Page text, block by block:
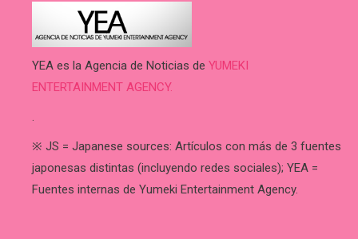
YEA es la Agencia de Noticias de YUMEKI
ENTERTAINMENT AGENCY.
.
※ JS = Japanese sources: Artículos con más de 3 fuentes
japonesas distintas (incluyendo redes sociales); YEA =
Fuentes internas de Yumeki Entertainment Agency.